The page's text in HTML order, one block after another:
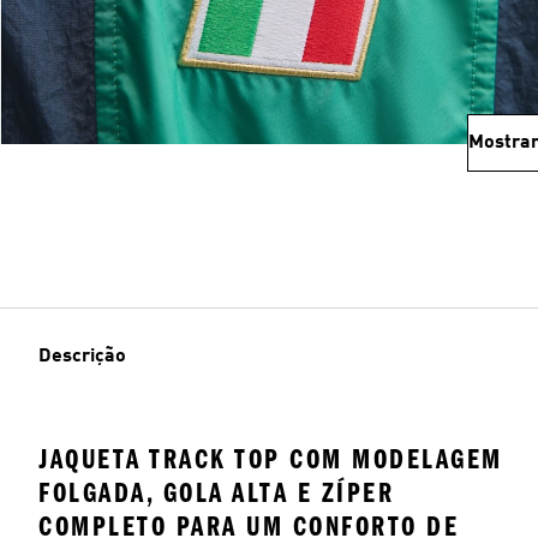
Descrição
JAQUETA TRACK TOP COM MODELAGEM
FOLGADA, GOLA ALTA E ZÍPER
COMPLETO PARA UM CONFORTO DE